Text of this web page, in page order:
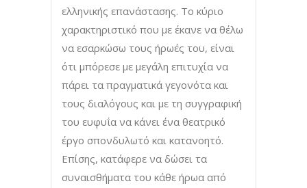
ελληνικής επανάστασης. Το κύριο
χαρακτηριστικό που με έκανε να θέλω
να εσαρκώσω τους ήρωές του, είναι
ότι μπόρεσε με μεγάλη επιτυχία να
πάρει τα πραγματικά γεγονότα και
τους διαλόγους και με τη συγγραφική
του ευφυΐα να κάνει ένα θεατρικό
έργο σπονδυλωτό και κατανοητό.
Επίσης, κατάφερε να δώσει τα
συναισθήματα του κάθε ήρωα από